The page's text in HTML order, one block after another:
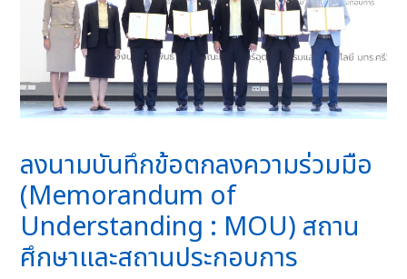
ลงนามบันทึกข้อตกลงความร่วมมือ
(Memorandum of
Understanding : MOU) สถาน
ศึกษาและสถานประกอบการ